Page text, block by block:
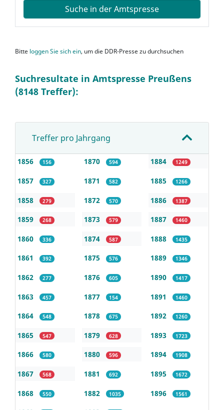
Suche in der Amtspresse
Bitte loggen Sie sich ein, um die DDR-Presse zu durchsuchen
Suchresultate in Amtspresse Preußens
(8148 Treffer):
Treffer pro Jahrgang
1856 156
1857 327
1858 279
1859 268
1860 336
1861 392
1862 277
1863 457
1864 548
1865 547
1866 580
1867 568
1868 550
1870 594
1871 582
1872 570
1873 579
1874 587
1875 576
1876 605
1877 154
1878 675
1879 628
1880 596
1881 692
1882 1035
1884 1249
1885 1266
1886 1387
1887 1460
1888 1435
1889 1346
1890 1417
1891 1460
1892 1260
1893 1723
1894 1908
1895 1672
1896 1561